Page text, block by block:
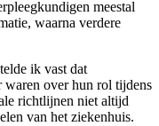
meestal
waarna verdere
ik vast dat
waren over hun rol tijdens
richtlijnen niet altijd
van het ziekenhuis.